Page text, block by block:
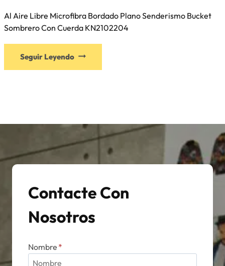
Al Aire Libre Microfibra Bordado Plano Senderismo Bucket
Sombrero Con Cuerda KN2102204
Seguir Leyendo
opciones
se
pueden
elegir
la
página
Contacte Con
Nosotros
Nombre *